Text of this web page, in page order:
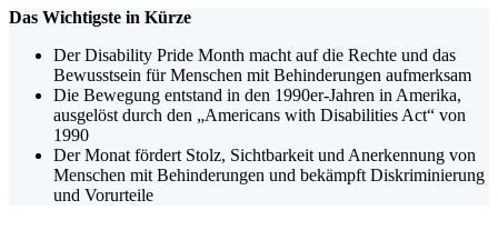
Das Wichtigste in Kürze
Der Disability Pride Month macht auf die Rechte und das
Bewusstsein für Menschen mit Behinderungen aufmerksam
Die Bewegung entstand in den 1990er-Jahren in Amerika,
ausgelöst durch den „Americans with Disabilities Act“ von
1990
Der Monat fördert Stolz, Sichtbarkeit und Anerkennung von
Menschen mit Behinderungen und bekämpft Diskriminierung
und Vorurteile